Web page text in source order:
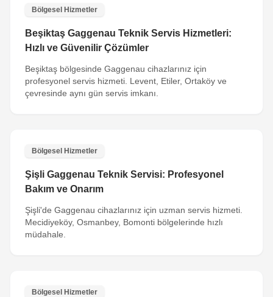
Bölgesel Hizmetler
Beşiktaş Gaggenau Teknik Servis Hizmetleri:
Hızlı ve Güvenilir Çözümler
Beşiktaş bölgesinde Gaggenau cihazlarınız için
profesyonel servis hizmeti. Levent, Etiler, Ortaköy ve
çevresinde aynı gün servis imkanı.
Bölgesel Hizmetler
Şişli Gaggenau Teknik Servisi: Profesyonel
Bakım ve Onarım
Şişli'de Gaggenau cihazlarınız için uzman servis hizmeti.
Mecidiyeköy, Osmanbey, Bomonti bölgelerinde hızlı
müdahale.
Bölgesel Hizmetler